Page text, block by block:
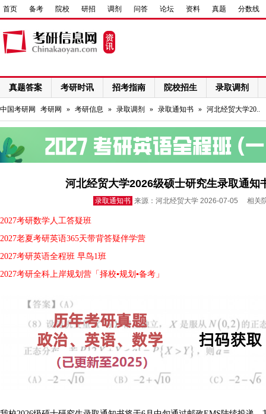
首页 备考 院校 研招 调剂 问答 论坛 资料 真题 分数线
真题答案 考研时讯 招考指南 院校招生 录取调剂
网络课程
中国考研网 考研网 » 考研信息 » 录取调剂 » 录取通知书 » 河北经贸大学20..
河北经贸大学2026级硕士研究生录取通知
录取通知书 来源：河北经贸大学 2026-07-05 相关
2027考研数学人工答疑班
2027老夏考研英语365天带背答疑伴学营
2027考研英语全程班 早鸟1班
2027考研全科上岸规划营「择校▪规划▪备考」